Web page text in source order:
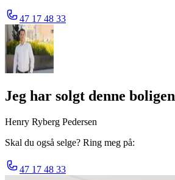
47 17 48 33
Jeg har solgt denne boligen
Henry Ryberg Pedersen
Skal du også selge? Ring meg på:
47 17 48 33